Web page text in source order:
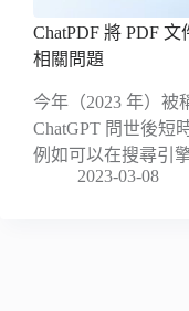
ChatPDF 將 PDF
相關問題
今年（2023 年）被
ChatGPT 問世後短
例如可以在搜尋引
2023-03-08